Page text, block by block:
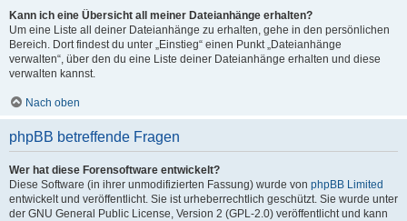
Kann ich eine Übersicht all meiner Dateianhänge erhalten?
Um eine Liste all deiner Dateianhänge zu erhalten, gehe in den persönlichen
Bereich. Dort findest du unter „Einstieg“ einen Punkt „Dateianhänge
verwalten“, über den du eine Liste deiner Dateianhänge erhalten und diese
verwalten kannst.
Nach oben
phpBB betreffende Fragen
Wer hat diese Forensoftware entwickelt?
Diese Software (in ihrer unmodifizierten Fassung) wurde von phpBB Limited
entwickelt und veröffentlicht. Sie ist urheberrechtlich geschützt. Sie wurde unter
der GNU General Public License, Version 2 (GPL-2.0) veröffentlicht und kann